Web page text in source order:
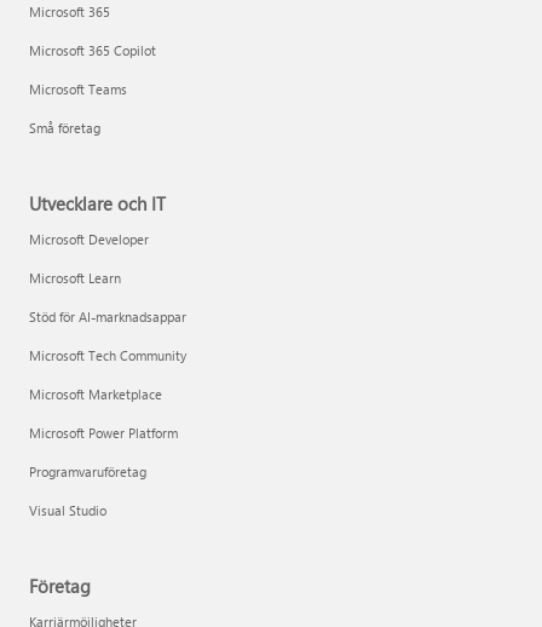
Microsoft 365
Microsoft 365 Copilot
Microsoft Teams
Små företag
Utvecklare och IT
Microsoft Developer
Microsoft Learn
Stöd för AI-marknadsappar
Microsoft Tech Community
Microsoft Marketplace
Microsoft Power Platform
Programvaruföretag
Visual Studio
Företag
Karriärmöjligheter